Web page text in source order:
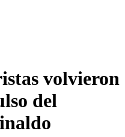
volvieron
del